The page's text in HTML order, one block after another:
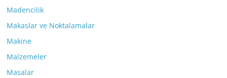
Madencilik
Makaslar ve Noktalamalar
Makine
Malzemeler
Masalar